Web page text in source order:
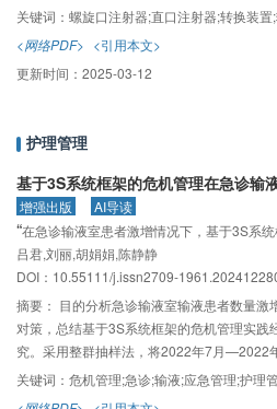
理服务质量密切相关。本研究介绍了一种螺
置的设计和使用方法，其实现了注射器接
高了护理人员的工作效率。
关键词： 螺旋口注射器;直口注射器;转换装置
<网络PDF> <引用本文>
更新时间： 2025-03-12
护理管理
基于3S系统框架的危机管理在急诊输
增强出版 AI导读
“在急诊输液室患者激增情况下，基于3S系
患，提高效率和患者满意度。
吕君,刘丽,胡娟娟,陈静静
DOI：10.55111/j.issn2709-
摘要： 目的分析急诊输液室输液患者数量激
对策，总结基于3S系统框架的危机管理实
究。采用整群抽样法，将2022年7月—2022
的14300例患者为对照组，2023年7月
疗的14323例患者为观察组。对照组采用常
关键词： 危机管理;急诊;输液;应急管理;护理